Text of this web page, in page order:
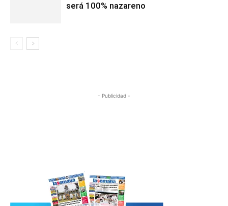
será 100% nazareno
- Publicidad -